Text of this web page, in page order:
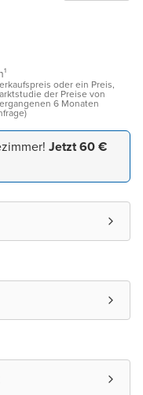
oder ein Preis,
der Preise von
6 Monaten
Jetzt 60 €